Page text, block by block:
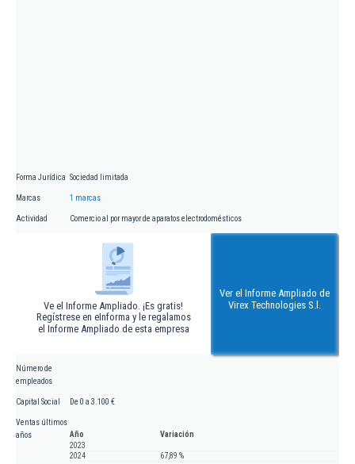
Forma Jurídica Sociedad limitada
Marcas 1 marcas
Actividad Comercio al por mayor de aparatos electrodomésticos
Ve el Informe Ampliado. ¡Es gratis!
Regístrese en eInforma y le regalamos
el Informe Ampliado de esta empresa
Ver el Informe Ampliado de
Virex Technologies S.l.
Número de
empleados
Capital Social De 0 a 3.100 €
Ventas últimos
años
Año
Variación
2023
2024
67,89 %